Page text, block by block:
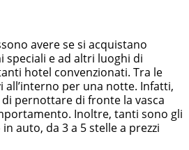
avere se si acquistano
speciali e ad altri luoghi di
hotel convenzionati. Tra le
per una notte. Infatti,
pernottare di fronte la vasca
Inoltre, tanti sono gli
auto, da 3 a 5 stelle a prezzi